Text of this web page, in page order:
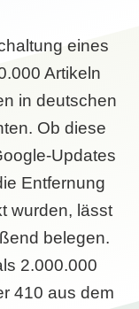
eines
Artikeln
in deutschen
Ob diese
Updates
Entfernung
wurden, lässt
belegen.
2.000.000
410 aus dem